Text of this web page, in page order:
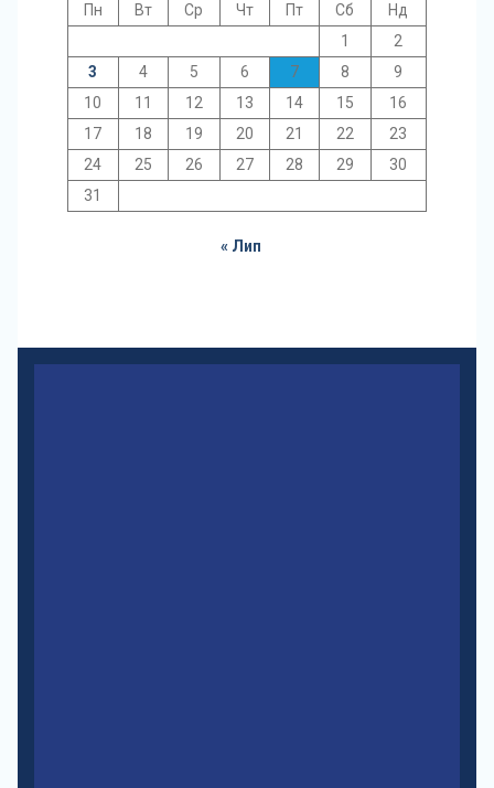
Пн
Вт Ср Чт Пт Сб
Нд
1
2
3
4 5 6 7 8
9
10
11 12 13 14 15
16
17
18 19 20 21 22
23
24
25 26 27 28 29
30
31
« Лип